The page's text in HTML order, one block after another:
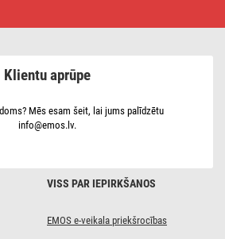
VISS PAR IEPIRKŠANOS
EMOS e-veikala priekšrocības
Klientu aprūpe
Mēs esam šeit, lai jums palīdzētu
info@emos.lv.